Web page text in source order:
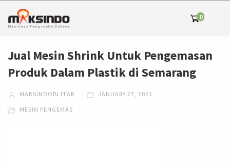
0
Jual Mesin Shrink Untuk Pengemasan
Produk Dalam Plastik di Semarang
MAKSINDOBLITAR JANUARY 27, 2021
MESIN PENGEMAS